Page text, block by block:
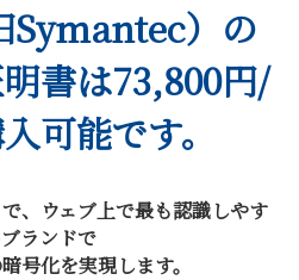
）の
書は73,800円/
可能です。
、ウェブ上で最も認識しやす
ランドで
号化を実現します。